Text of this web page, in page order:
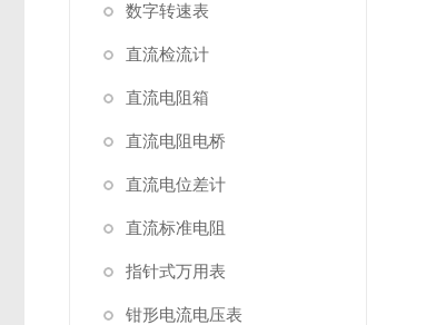
数字转速表
直流检流计
直流电阻箱
直流电阻电桥
直流电位差计
直流标准电阻
指针式万用表
钳形电流电压表